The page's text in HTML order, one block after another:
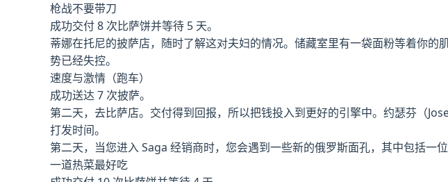
枪战不要带刀
成功交付 8 次比萨饼并等待 5 天。
蒂娜在托尼的披萨店，随时了解这对夫妇的情况。储藏室里有一袋面粉等着你
势已经失控。
速度与激情（跑车）
成功送达 7 次披萨。
第二天，去比萨店。交付得到回报，所以把钱投入到更好的引擎中。约瑟芬（
打发时间。
第二天，当您进入 Saga 经销商时，您会遇到一些新的俄罗斯面孔，其中包括一
一道热菜最好吃